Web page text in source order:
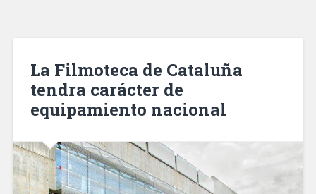
La Filmoteca de Cataluña
tendra carácter de
equipamiento nacional